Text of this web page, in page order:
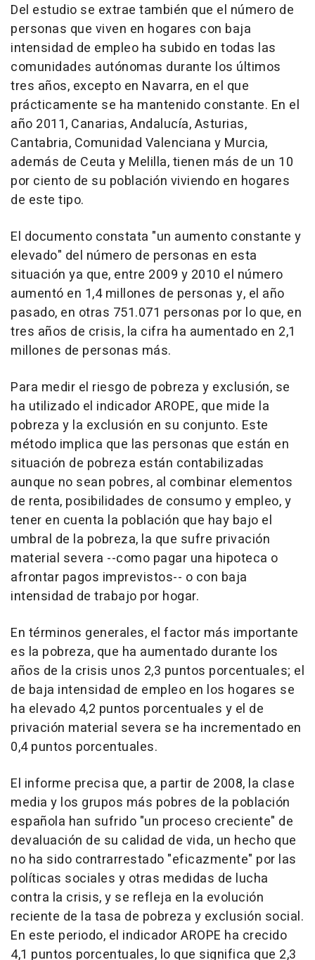
Del estudio se extrae también que el número de
personas que viven en hogares con baja
intensidad de empleo ha subido en todas las
comunidades autónomas durante los últimos
tres años, excepto en Navarra, en el que
prácticamente se ha mantenido constante. En el
año 2011, Canarias, Andalucía, Asturias,
Cantabria, Comunidad Valenciana y Murcia,
además de Ceuta y Melilla, tienen más de un 10
por ciento de su población viviendo en hogares
de este tipo.
El documento constata "un aumento constante y
elevado" del número de personas en esta
situación ya que, entre 2009 y 2010 el número
aumentó en 1,4 millones de personas y, el año
pasado, en otras 751.071 personas por lo que, en
tres años de crisis, la cifra ha aumentado en 2,1
millones de personas más.
Para medir el riesgo de pobreza y exclusión, se
ha utilizado el indicador AROPE, que mide la
pobreza y la exclusión en su conjunto. Este
método implica que las personas que están en
situación de pobreza están contabilizadas
aunque no sean pobres, al combinar elementos
de renta, posibilidades de consumo y empleo, y
tener en cuenta la población que hay bajo el
umbral de la pobreza, la que sufre privación
material severa --como pagar una hipoteca o
afrontar pagos imprevistos-- o con baja
intensidad de trabajo por hogar.
En términos generales, el factor más importante
es la pobreza, que ha aumentado durante los
años de la crisis unos 2,3 puntos porcentuales; el
de baja intensidad de empleo en los hogares se
ha elevado 4,2 puntos porcentuales y el de
privación material severa se ha incrementado en
0,4 puntos porcentuales.
El informe precisa que, a partir de 2008, la clase
media y los grupos más pobres de la población
española han sufrido "un proceso creciente" de
devaluación de su calidad de vida, un hecho que
no ha sido contrarrestado "eficazmente" por las
políticas sociales y otras medidas de lucha
contra la crisis, y se refleja en la evolución
reciente de la tasa de pobreza y exclusión social.
En este periodo, el indicador AROPE ha crecido
4,1 puntos porcentuales, lo que significa que 2,3